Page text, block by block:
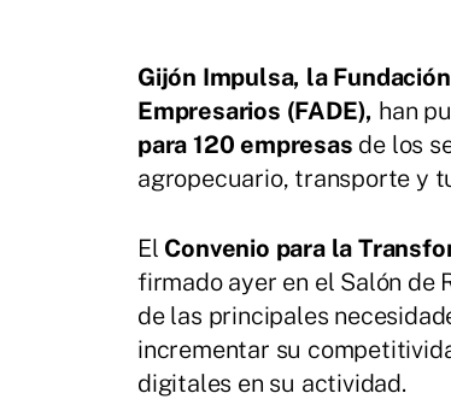
Gijón Impulsa, la
Empresarios (FADE), han
para 120 empresas de los
agropecuario, transporte y
El Convenio para la
firmado ayer en el Salón de
de las principales
incrementar su
digitales en su actividad.